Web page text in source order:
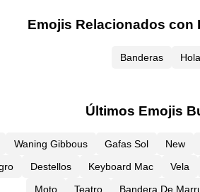
Emojis Relacionados con
Banderas
Últimos Emojis
Waning Gibbous Gafas Sol New
Destellos Keyboard Mac Vela
Moto
Teatro Bandera De